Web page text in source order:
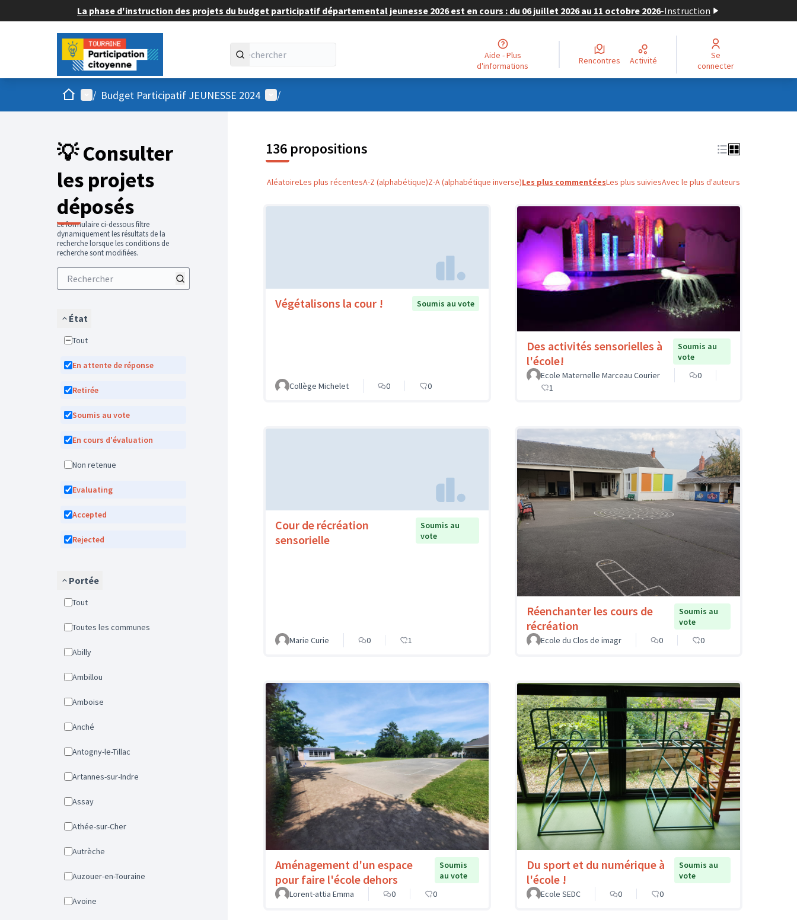
La phase d'instruction des projets du budget participatif départemental jeunesse 2026 est en cours : du 06 juillet 2026 au 11 octobre 2026-Instruction
Aide - Plus
d'informations
Rencontres Activité
Se
connecter
AccueilMenu principal
/ Budget Participatif JEUNESSE 2024 Menu utilisateur
/
💡 Consulter
les projets
déposés
Le formulaire ci-dessous filtre
dynamiquement les résultats de la
recherche lorsque les conditions de
recherche sont modifiées.
État
Tout
En attente de réponse
Retirée
Soumis au vote
En cours d'évaluation
Non retenue
Evaluating
Accepted
Rejected
Portée
Tout
Toutes les communes
Abilly
Ambillou
Amboise
Anché
Antogny-le-Tillac
Artannes-sur-Indre
Assay
Athée-sur-Cher
Autrèche
Auzouer-en-Touraine
Avoine
136 propositions
AléatoireLes plus récentesA-Z (alphabétique)Z-A (alphabétique inverse)Les plus commentéesLes plus suiviesAvec le plus d'auteurs
Végétalisons la cour ! Soumis au vote
Collège Michelet 0 0
Des activités sensorielles à
l'école!
Soumis au
vote
Ecole Maternelle Marceau Courier
0
1
Cour de récréation
sensorielle
Soumis au
vote
Marie Curie 0 1
Réenchanter les cours de
récréation
Soumis au
vote
Ecole du Clos de imagr
0 0
Aménagement d'un espace
pour faire l'école dehors
Soumis
au vote
Lorent-attia Emma
0 0
Du sport et du numérique à
l'école !
Soumis au
vote
Ecole SEDC
0 0